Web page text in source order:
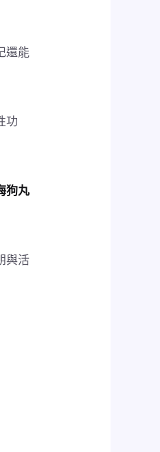
還能
功
狗丸
與活